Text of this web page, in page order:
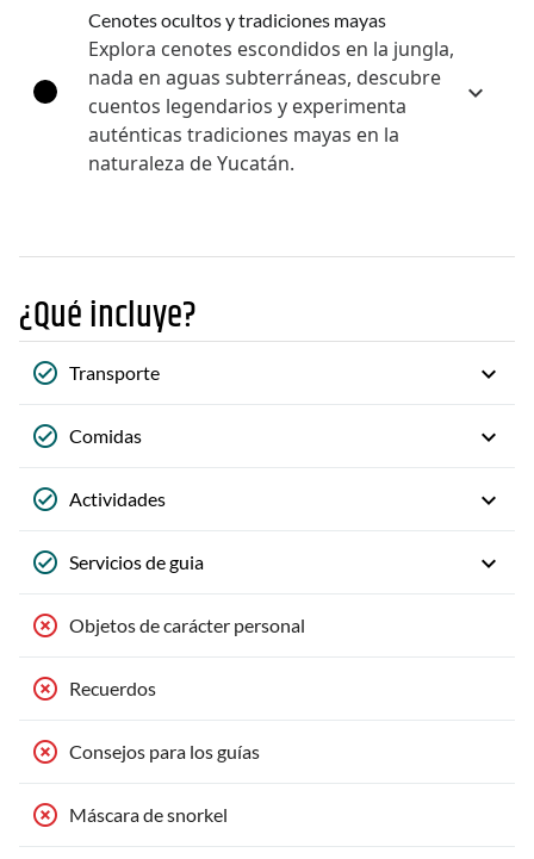
Cenotes ocultos y tradiciones mayas
Explora cenotes escondidos en la jungla,
nada en aguas subterráneas, descubre
cuentos legendarios y experimenta
auténticas tradiciones mayas en la
naturaleza de Yucatán.
¿Qué incluye?
Transporte
Comidas
Actividades
Servicios de guia
Objetos de carácter personal
Recuerdos
Consejos para los guías
Máscara de snorkel